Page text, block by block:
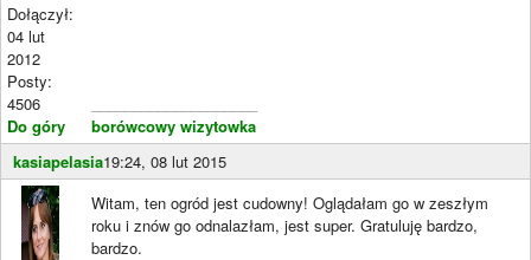
Dołączył:
04 lut
2012
Posty:
4506
Do góry
borówcowy wizytowka
kasiapelasia19:24, 08 lut 2015
Witam, ten ogród jest cudowny! Oglądałam go w zeszłym
roku i znów go odnalazłam, jest super. Gratuluję bardzo,
bardzo.